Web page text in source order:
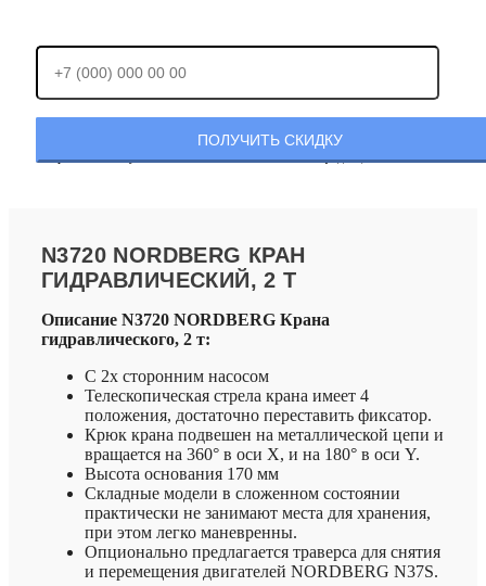
Отправляя заявку, Вы соглашаетесь сполитикой конфиденциальности.
N3720 NORDBERG КРАН
ГИДРАВЛИЧЕСКИЙ, 2 Т
Описание N3720 NORDBERG Крана
гидравлического, 2 т:
C 2х сторонним насосом
Телескопическая стрела крана имеет 4
положения, достаточно переставить фиксатор.
Крюк крана подвешен на металлической цепи и
вращается на 360° в оси Х, и на 180° в оси Y.
Высота основания 170 мм
Складные модели в сложенном состоянии
практически не занимают места для хранения,
при этом легко маневренны.
Опционально предлагается траверса для снятия
и перемещения двигателей NORDBERG N37S.